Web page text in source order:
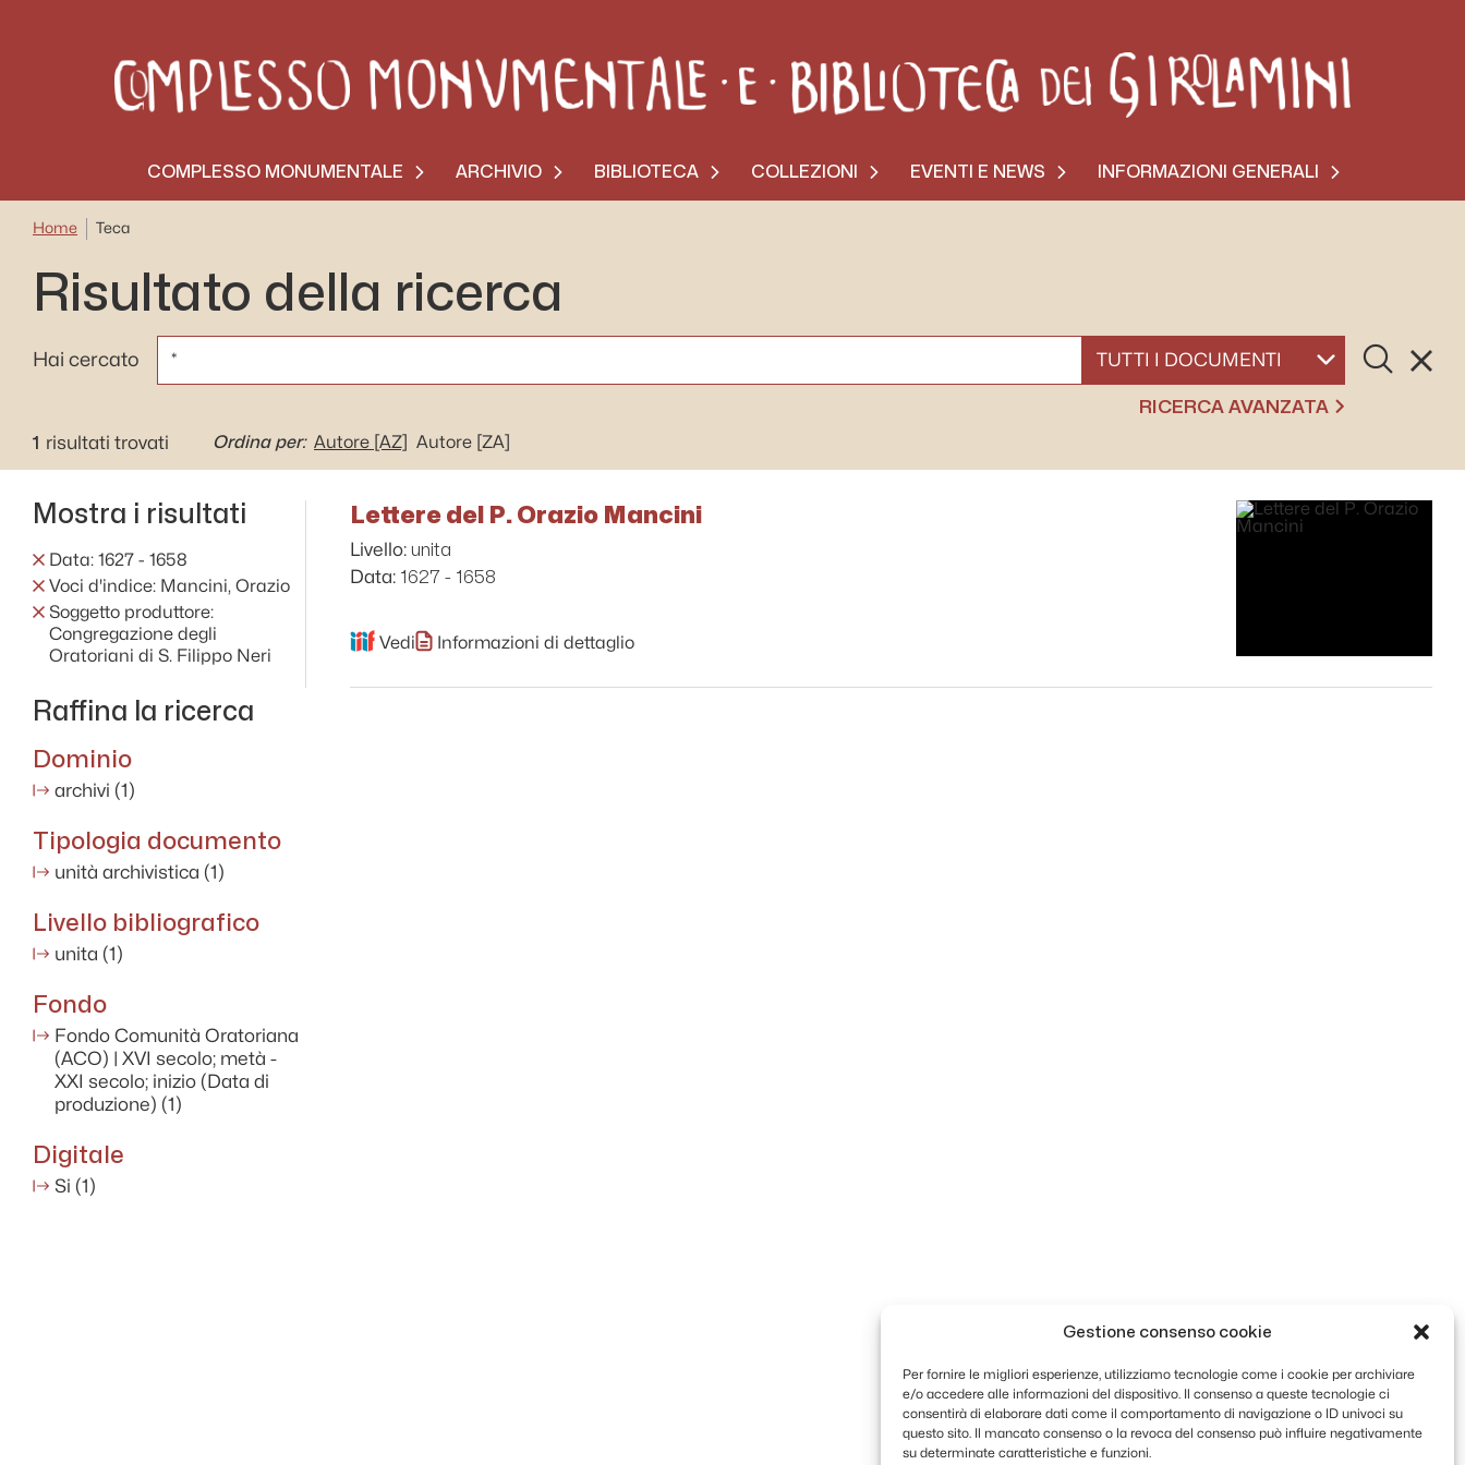
Gestione consenso cookie
Per fornire le migliori esperienze, utilizziamo tecnologie come i cookie per archiviare
e/o accedere alle informazioni del dispositivo. Il consenso a queste tecnologie ci
consentirà di elaborare dati come il comportamento di navigazione o ID univoci su
questo sito. Il mancato consenso o la revoca del consenso può influire negativamente
su determinate caratteristiche e funzioni.
COMPLESSO MONUMENTALE ARCHIVIO BIBLIOTECA COLLEZIONI EVENTI E NEWS INFORMAZIONI GENERALI
Home Teca
Risultato della ricerca
Hai cercato
SELEZIONA UN DOCUMENTO
Cerca
RICERCA AVANZATA
1 risultati trovati Ordina per: Autore [AZ] Autore [ZA]
Mostra i risultati
Data: 1627 - 1658
Voci d'indice: Mancini, Orazio
Soggetto produttore:
Congregazione degli
Oratoriani di S. Filippo Neri
Raffina la ricerca
Dominio
archivi (1)
Tipologia documento
unità archivistica (1)
Livello bibliografico
unita (1)
Fondo
Fondo Comunità Oratoriana
(ACO) | XVI secolo; metà -
XXI secolo; inizio (Data di
produzione) (1)
Digitale
Si (1)
Lettere del P. Orazio Mancini
Livello: unita
Data: 1627 - 1658
Vedi Informazioni di dettaglio